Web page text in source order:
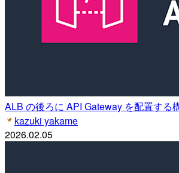
ALB の後ろに API Gateway を配置する
kazuki yakame
2026.02.05